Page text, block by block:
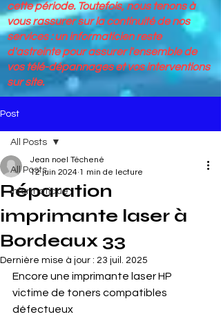
cette période. Toutefois, nous tenons à
vous rassurer sur la continuité de nos
services : un informaticien reste
d'astreinte pour assurer l'ensemble de
vos télé-dépannages et vos interventions
sur site.
Post
All Posts
Informatique
All Posts
Réparation
imprimante laser à
Bordeaux 33
Jean noel Téchené
12 juin 2024 1 min de lecture
Dernière mise à jour : 23 juil. 2025
Encore une imprimante laser HP
victime de toners compatibles
défectueux